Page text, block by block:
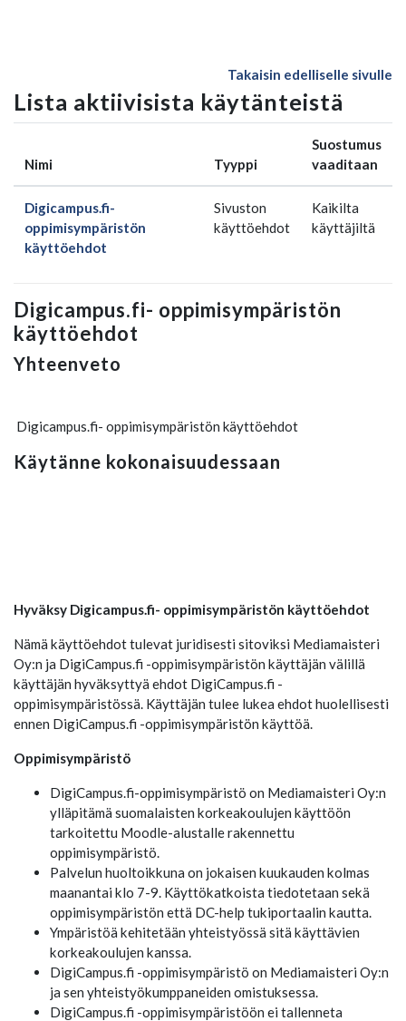
Takaisin edelliselle sivulle
Lista aktiivisista käytänteistä
Nimi Tyyppi
Suostumus
vaaditaan
Digicampus.fi-
oppimisympäristön
käyttöehdot
Sivuston
käyttöehdot
Kaikilta
käyttäjiltä
Digicampus.fi- oppimisympäristön
käyttöehdot
Yhteenveto
Digicampus.fi- oppimisympäristön käyttöehdot
Käytänne kokonaisuudessaan
Hyväksy Digicampus.fi- oppimisympäristön käyttöehdot
Nämä käyttöehdot tulevat juridisesti sitoviksi Mediamaisteri
Oy:n ja DigiCampus.fi -oppimisympäristön käyttäjän välillä
käyttäjän hyväksyttyä ehdot DigiCampus.fi -
oppimisympäristössä. Käyttäjän tulee lukea ehdot huolellisesti
ennen DigiCampus.fi -oppimisympäristön käyttöä.
Oppimisympäristö
DigiCampus.fi-oppimisympäristö on Mediamaisteri Oy:n
ylläpitämä suomalaisten korkeakoulujen käyttöön
tarkoitettu Moodle-alustalle rakennettu
oppimisympäristö.
Palvelun huoltoikkuna on jokaisen kuukauden kolmas
maanantai klo 7-9. Käyttökatkoista tiedotetaan sekä
oppimisympäristön että DC-help tukiportaalin kautta.
Ympäristöä kehitetään yhteistyössä sitä käyttävien
korkeakoulujen kanssa.
DigiCampus.fi -oppimisympäristö on Mediamaisteri Oy:n
ja sen yhteistyökumppaneiden omistuksessa.
DigiCampus.fi -oppimisympäristöön ei tallenneta